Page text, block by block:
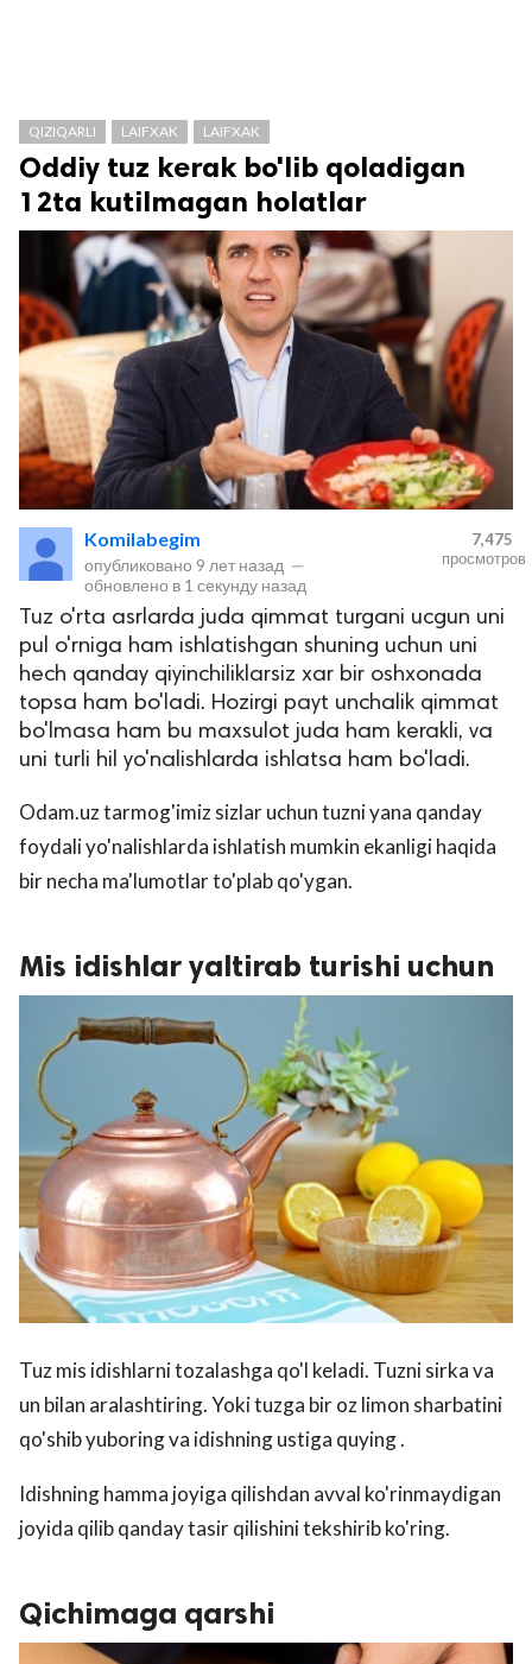
защищены.
QIZIQARLI LAIFXAK LAIFXAK
Oddiy tuz kerak bo'lib qoladigan
12ta kutilmagan holatlar
Komilabegim
опубликовано 9 лет назад —
обновлено в 1 секунду назад
7,475
просмотров
Tuz o'rta asrlarda juda qimmat turgani ucgun uni
pul o'rniga ham ishlatishgan shuning uchun uni
hech qanday qiyinchiliklarsiz xar bir oshxonada
topsa ham bo'ladi. Hozirgi payt unchalik qimmat
bo'lmasa ham bu maxsulot juda ham kerakli, va
uni turli hil yo'nalishlarda ishlatsa ham bo'ladi.
Odam.uz tarmog'imiz sizlar uchun tuzni yana qanday
foydali yo'nalishlarda ishlatish mumkin ekanligi haqida
bir necha ma'lumotlar to'plab qo'ygan.
Mis idishlar yaltirab turishi uchun
Tuz mis idishlarni tozalashga qo'l keladi. Tuzni sirka va
un bilan aralashtiring. Yoki tuzga bir oz limon sharbatini
qo'shib yuboring va idishning ustiga quying .
Idishning hamma joyiga qilishdan avval ko'rinmaydigan
joyida qilib qanday tasir qilishini tekshirib ko'ring.
Qichimaga qarshi